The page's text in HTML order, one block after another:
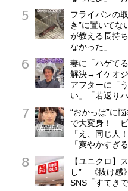
フライパンの
き”に置いて
が教える長持
なかった」
妻に「ハゲて
解決→イケオ
アフターに「
い」「若返り
“おかっぱ”に
で大変身！ ビ
「え、同じ人
「爽やかすぎ
【ユニクロ】
し” 《抜け感
SNS「すてき